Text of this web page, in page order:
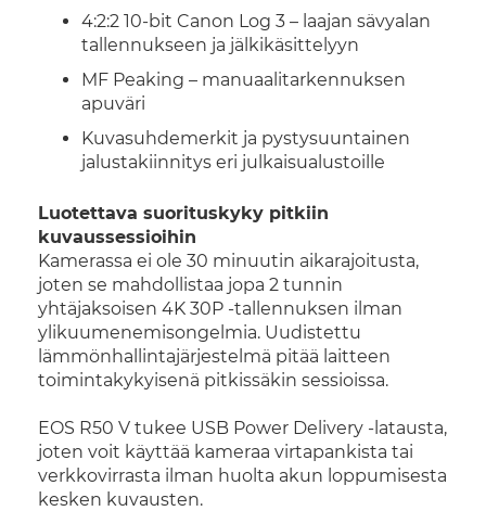
4:2:2 10-bit Canon Log 3 – laajan sävyalan
tallennukseen ja jälkikäsittelyyn
MF Peaking – manuaalitarkennuksen
apuväri
Kuvasuhdemerkit ja pystysuuntainen
jalustakiinnitys eri julkaisualustoille
Luotettava suorituskyky pitkiin
kuvaussessioihin
Kamerassa ei ole 30 minuutin aikarajoitusta,
joten se mahdollistaa jopa 2 tunnin
yhtäjaksoisen 4K 30P -tallennuksen ilman
ylikuumenemisongelmia. Uudistettu
lämmönhallintajärjestelmä pitää laitteen
toimintakykyisenä pitkissäkin sessioissa.
EOS R50 V tukee USB Power Delivery -latausta,
joten voit käyttää kameraa virtapankista tai
verkkovirrasta ilman huolta akun loppumisesta
kesken kuvausten.